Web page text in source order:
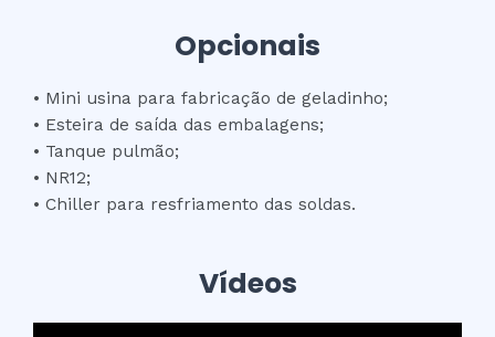
Opcionais
• Mini usina para fabricação de geladinho;
• Esteira de saída das embalagens;
• Tanque pulmão;
• NR12;
• Chiller para resfriamento das soldas.
Vídeos